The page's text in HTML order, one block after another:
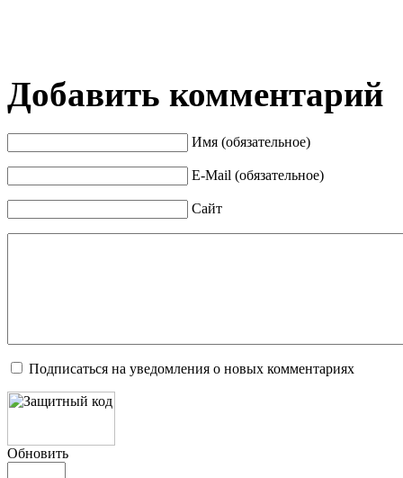
Добавить комментарий
Имя (обязательное)
E-Mail (обязательное)
Сайт
Подписаться на уведомления о новых комментариях
Обновить